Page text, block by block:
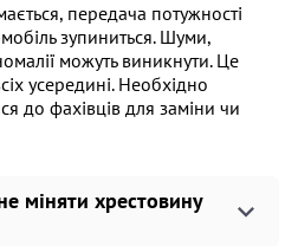
передача потужності
зупиниться. Шуми,
можуть виникнути. Це
усередині. Необхідно
до фахівців для заміни чи
міняти хрестовину